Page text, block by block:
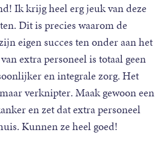
Ik krijg heel erg jeuk van deze
Dit is precies waarom de
eigen succes ten onder aan het
extra personeel is totaal geen
en integrale zorg. Het
verknipter. Maak gewoon een
en zet dat extra personeel
Kunnen ze heel goed!